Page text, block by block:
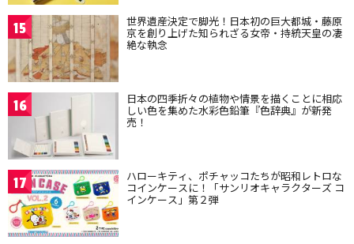
15 世界遺産決定で脚光！日本初の巨大都城・藤原
京を創り上げた知られざる女帝・持統天皇の凄
絶な執念
16 日本の四季折々の植物や情景を描くことに相応
しい色を集めた水彩色鉛筆『色辞典』が新発
売！
17 ハローキティ、ポチャッコたちが昭和レトロな
コインケースに！「サンリオキャラクターズ コ
インケース」第２弾